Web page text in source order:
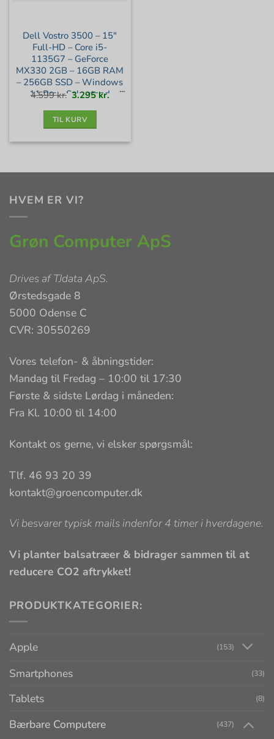
Dell Vostro 3500 – 15″
Full-HD – Core i5-
1135G7 – GeForce
MX330 2GB – 16GB RAM
– 256GB SSD – Windows
11 Pro – Sølv stand
4.599kr. Den
oprindelige
pris
3.295kr.Den
TIL KURV
HVEM ER VI?
Grøn Computer ApS
Drives afTJdata ApS.
Ørstedsgade 8
5000 Odense C
CVR: 30550269
Vores telefon- & åbningstider:
Mandag til Fredag – 10:00 til 17:30
Første & sidste Lørdag i måneden:
Fra Kl. 10:00 til 14:00
Kontakt os gerne, vi elsker spørgsmål:
Tlf. 46 93 20 39
kontakt@groencomputer.dk
Vi besvarer typisk mails indenfor 4 timer i hverdagene.
Vi planter balsatræer & bidrager sammen til at
reducere CO2 aftrykket!
PRODUKTKATEGORIER:
Apple (153)
Smartphones (33)
Tablets (8)
Bærbare Computere (437)